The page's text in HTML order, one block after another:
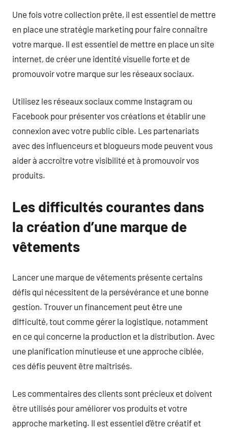
Une fois votre collection prête, il est essentiel de mettre
en place une stratégie marketing pour faire connaître
votre marque. Il est essentiel de mettre en place un site
internet, de créer une identité visuelle forte et de
promouvoir votre marque sur les réseaux sociaux.
Utilisez les réseaux sociaux comme Instagram ou
Facebook pour présenter vos créations et établir une
connexion avec votre public cible. Les partenariats
avec des influenceurs et blogueurs mode peuvent vous
aider à accroître votre visibilité et à promouvoir vos
produits.
Les difficultés courantes dans
la création d’une marque de
vêtements
Lancer une marque de vêtements présente certains
défis qui nécessitent de la persévérance et une bonne
gestion. Trouver un financement peut être une
difficulté, tout comme gérer la logistique, notamment
en ce qui concerne la production et la distribution. Avec
une planification minutieuse et une approche ciblée,
ces défis peuvent être maîtrisés.
Les commentaires des clients sont précieux et doivent
être utilisés pour améliorer vos produits et votre
approche marketing. Il est essentiel d’être créatif et